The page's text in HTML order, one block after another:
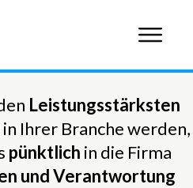
Leistungsstärksten
in Ihrer Branche werden,
pünktlich in die Firma
und Verantwortung